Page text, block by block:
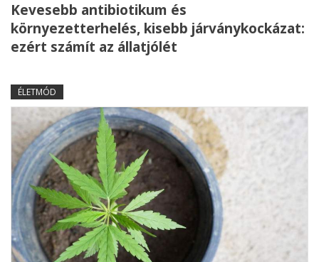
Kevesebb antibiotikum és
környezetterhelés, kisebb járványkockázat:
ezért számít az állatjólét
ÉLETMÓD